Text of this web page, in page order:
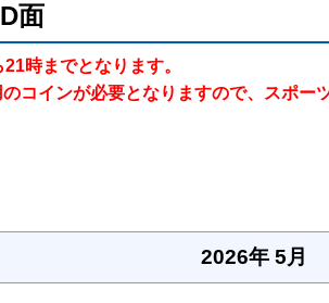
面
時までとなります。
コインが必要となりますので、スポー
2026年 5月